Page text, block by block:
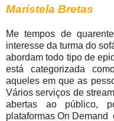
Maristela Bretas
Me tempos de
interesse da turma do
abordam todo tipo de
está categorizada
aqueles em que as
Vários serviços de
abertas ao público,
plataformas On Demand